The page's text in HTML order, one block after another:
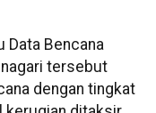
Data Bencana
tersebut
dengan tingkat